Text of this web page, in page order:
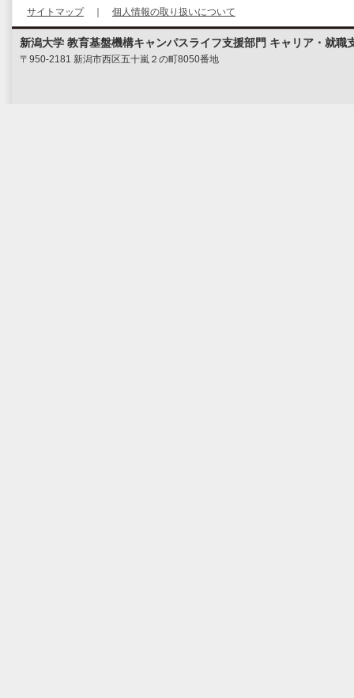
サイトマップ｜ 個人情報の取り扱いについて
新潟大学 教育基盤機構キャンパスライフ支援部門 キャリア・就職
〒950-2181 新潟市西区五十嵐２の町8050番地